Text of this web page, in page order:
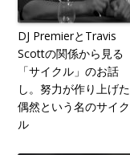
DJ PremierとTravis
Scottの関係から見る
「サイクル」のお話
し。努力が作り上げた
偶然という名のサイク
ル